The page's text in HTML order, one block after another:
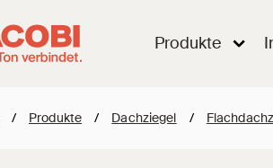
Produkte
/ Produkte / Dachziegel /